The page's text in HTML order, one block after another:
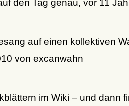
den Tag genau, vor 11
auf einen kollektiven
von excanwahn
im Wiki – und dann